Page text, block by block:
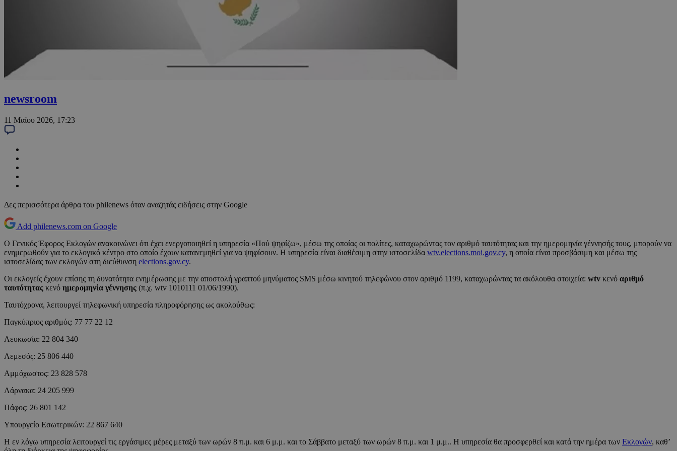
newsroom
11 Μαΐου 2026, 17:23
Δες περισσότερα άρθρα του philenews όταν αναζητάς ειδήσεις στην Google
Add philenews.com on Google
Ο Γενικός Έφορος Εκλογών ανακοινώνει ότι έχει ενεργοποιηθεί η υπηρεσία «Πού ψηφίζω», μέσω της οποίας οι πολίτες, καταχωρώντας τον αριθμό ταυτότητας και την ημερομηνία γέννησής τους, μπορούν να
ενημερωθούν για το εκλογικό κέντρο στο οποίο έχουν κατανεμηθεί για να ψηφίσουν. Η υπηρεσία είναι διαθέσιμη στην ιστοσελίδα wtv.elections.moi.gov.cy, η οποία είναι προσβάσιμη και μέσω της
ιστοσελίδας των εκλογών στη διεύθυνση elections.gov.cy.
Οι εκλογείς έχουν επίσης τη δυνατότητα ενημέρωσης με την αποστολή γραπτού μηνύματος SMS μέσω κινητού τηλεφώνου στον αριθμό 1199, καταχωρώντας τα ακόλουθα στοιχεία: wtv κενό αριθμό
ταυτότητας κενό ημερομηνία γέννησης (π.χ. wtv 1010111 01/06/1990).
Ταυτόχρονα, λειτουργεί τηλεφωνική υπηρεσία πληροφόρησης ως ακολούθως:
Παγκύπριος αριθμός: 77 77 22 12
Λευκωσία: 22 804 340
Λεμεσός: 25 806 440
Αμμόχωστος: 23 828 578
Λάρνακα: 24 205 999
Πάφος: 26 801 142
Υπουργείο Εσωτερικών: 22 867 640
Η εν λόγω υπηρεσία λειτουργεί τις εργάσιμες μέρες μεταξύ των ωρών 8 π.μ. και 6 μ.μ. και το Σάββατο μεταξύ των ωρών 8 π.μ. και 1 μ.μ.. Η υπηρεσία θα προσφερθεί και κατά την ημέρα των Εκλογών, καθ’